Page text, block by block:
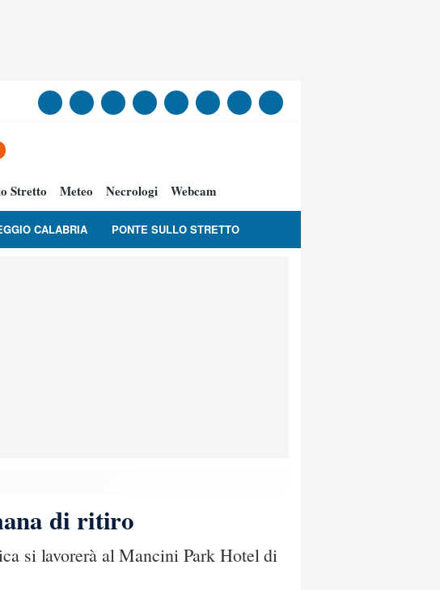
Stretto Meteo Necrologi Webcam
CALABRIA PONTE SULLO STRETTO
di ritiro
si lavorerà al Mancini Park Hotel di